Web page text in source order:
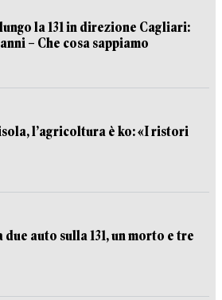
la 131 in direzione Cagliari:
– Che cosa sappiamo
l’agricoltura è ko: «I ristori
auto sulla 131, un morto e tre